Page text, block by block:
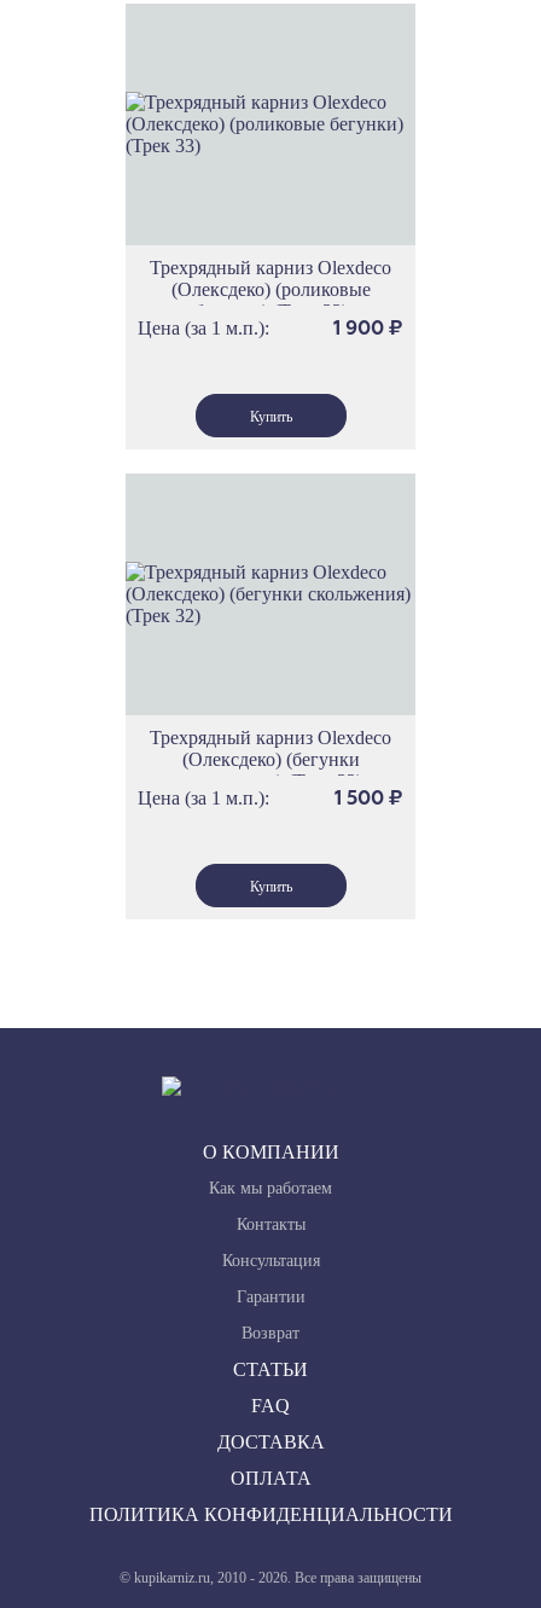
Трехрядный карниз Olexdeco
(Олексдеко) (роликовые
бегунки) (Трек 33)
Цена (за 1 м.п.):
1 900 ₽
Трехрядный карниз Olexdeco
(Олексдеко) (бегунки
скольжения) (Трек 32)
Цена (за 1 м.п.):
1 500 ₽
О КОМПАНИИ
Как мы работаем
Контакты
Консультация
Гарантии
Возврат
СТАТЬИ
FAQ
ДОСТАВКА
ОПЛАТА
ПОЛИТИКА КОНФИДЕНЦИАЛЬНОСТИ
© kupikarniz.ru, 2010 - 2026. Все права защищены